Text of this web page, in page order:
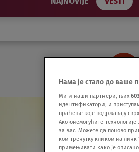
Нама је стало до ваше
Ми и наши партнери, њих
идентификатори, и
праћење које подржавају
Ако онемогућите
за вас. Можете да поново
ком тренутку кликом на
примењивати како је